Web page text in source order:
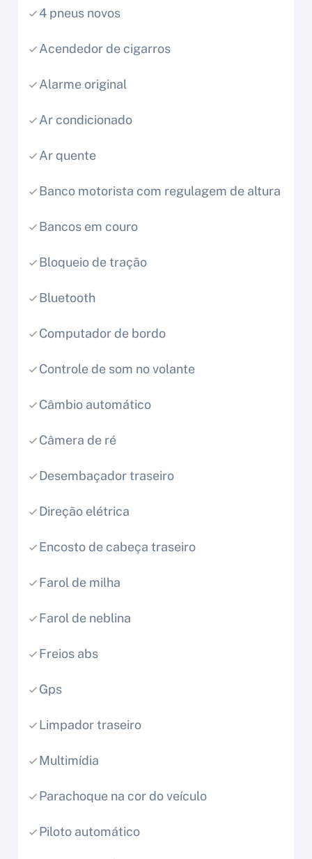
4 pneus novos
Acendedor de cigarros
Alarme original
Ar condicionado
Ar quente
Banco motorista com regulagem de altura
Bancos em couro
Bloqueio de tração
Bluetooth
Computador de bordo
Controle de som no volante
Câmbio automático
Câmera de ré
Desembaçador traseiro
Direção elétrica
Encosto de cabeça traseiro
Farol de milha
Farol de neblina
Freios abs
Gps
Limpador traseiro
Multimídia
Parachoque na cor do veículo
Piloto automático